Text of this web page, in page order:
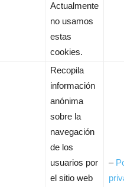
Actualmente
no usamos
estas
cookies.
Recopila
información
anónima
sobre la
navegación
de los
usuarios por
el sitio web
–